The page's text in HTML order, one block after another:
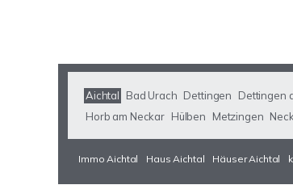
Aichtal Bad Urach Dettingen Dettingen
Horb am Neckar Hülben Metzingen
Immo Aichtal Haus Aichtal Häuser Aichtal